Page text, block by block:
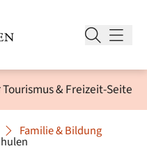
Tourismus & Freizeit-Seite
Familie & Bildung